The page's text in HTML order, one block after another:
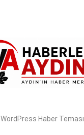
WordPress Haber Teması